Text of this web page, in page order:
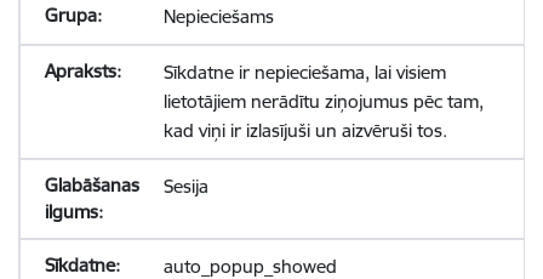
Nepieciešams
Sīkdatne ir nepieciešama, lai visiem
lietotājiem nerādītu ziņojumus pēc tam,
kad viņi ir izlasījuši un aizvēruši tos.
Sesija
auto_popup_showed